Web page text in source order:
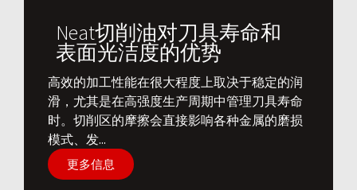
Neat切削油对刀具寿命和
表面光洁度的优势
​高效的加工性能在很大程度上取决于稳定的润
滑，尤其是在高强度生产周期中管理刀具寿命
时。切削区的摩擦会直接影响各种金属的磨损
模式、发...
更多信息